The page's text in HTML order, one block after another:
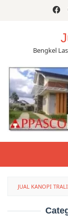
Bengkel
JUAL KANOPI